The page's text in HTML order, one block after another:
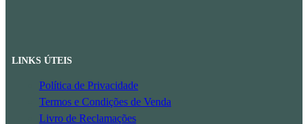
LINKS ÚTEIS
Política de Privacidade
Termos e Condições de Venda
Livro de Reclamações